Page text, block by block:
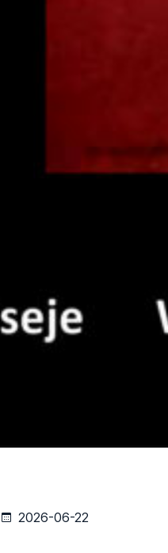
2026-06-22